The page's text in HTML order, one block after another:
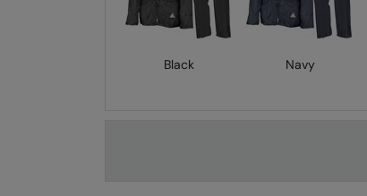
Black Navy